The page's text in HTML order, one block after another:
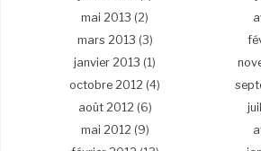
mai 2013 (2)
mars 2013 (3)
janvier 2013 (1)
octobre 2012 (4)
août 2012 (6)
mai 2012 (9)